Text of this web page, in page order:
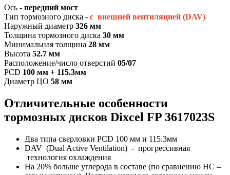
Ось - передний мост
Тип тормозного диска - с внешней вентиляцией (DAV)
Наружный диаметр 326 мм
Толщина тормозного диска 30 мм
Минимальная толщина 28 мм
Высота 52.7 мм
Расположение/число отверстий 05/07
PCD 100 мм + 115.3мм
Диаметр ЦО 58 мм
Отличительные особенности
тормозных дисков Dixcel FP 3617023S
Два типа сверловки PCD 100 мм и 115.3мм
DAV (Dual Active Ventilation) - прогрессивная
технология охлаждения
На 20% больше углерода в составе (по сравнению HC –